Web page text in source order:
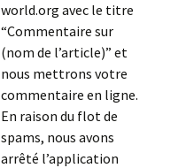
world.org avec le titre
“Commentaire sur
(nom de l’article)” et
nous mettrons votre
commentaire en ligne.
En raison du flot de
spams, nous avons
arrêté l’application